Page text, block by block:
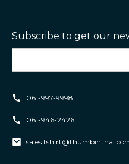
Subscribe to get our
061-997-9998
061-946-2426